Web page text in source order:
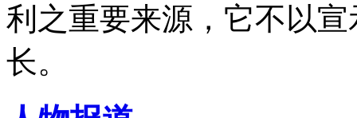
利之重要来源，它不以
长。